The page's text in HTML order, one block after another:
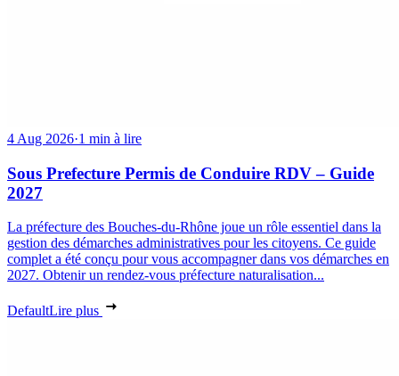
4 Aug 2026·1 min à lire
Sous Prefecture Permis de Conduire RDV – Guide
2027
La préfecture des Bouches-du-Rhône joue un rôle essentiel dans la
gestion des démarches administratives pour les citoyens. Ce guide
complet a été conçu pour vous accompagner dans vos démarches en
2027. Obtenir un rendez-vous préfecture naturalisation...
DefaultLire plus